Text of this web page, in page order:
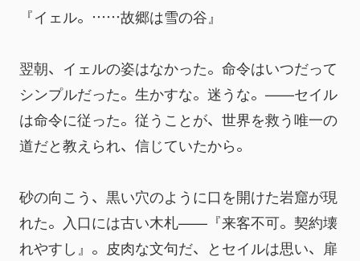
『イェル。……故郷は雪の谷』
翌朝、イェルの姿はなかった。命令はいつだって
シンプルだった。生かすな。迷うな。——セイル
は命令に従った。従うことが、世界を救う唯一の
道だと教えられ、信じていたから。
砂の向こう、黒い穴のように口を開けた岩窟が現
れた。入口には古い木札——『来客不可。契約壊
れやすし』。皮肉な文句だ、とセイルは思い、扉